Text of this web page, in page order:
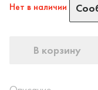
Нет в наличии
В корзину